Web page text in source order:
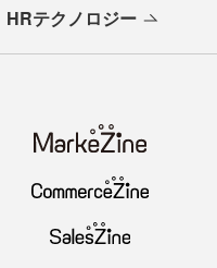
HRテクノロジー